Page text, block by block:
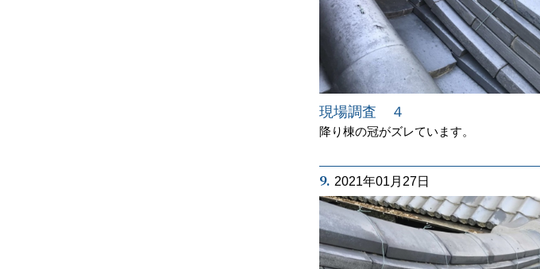
現場調査 ４
降り棟の冠がズレています。
9. 2021年01月27日